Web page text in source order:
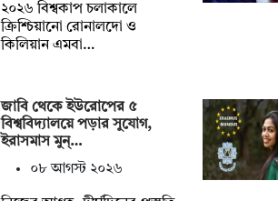
২০২৬ বিশ্বকাপ চলাকালে
ক্রিশ্চিয়ানো রোনালদো ও
কিলিয়ান এমবা…
জাবি থেকে ইউরোপের ৫
বিশ্ববিদ্যালয়ে পড়ার সুযোগ,
ইরাসমাস মুন্…
০৮ আগস্ট ২০২৬